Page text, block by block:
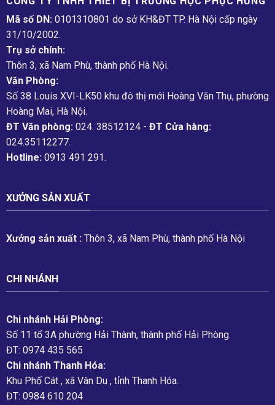
Mã số DN: 0101310801 do sở KH&ĐT TP. Hà Nội cấp ngày
31/10/2002.
Trụ sở chính:
Thôn 3, xã Nam Phù, thành phố Hà Nội.
Văn Phòng:
Số 38 Louis XVI-LK50 khu đô thị mới Hoàng Văn Thụ, phường
Hoàng Mai, Hà Nội.
ĐT Văn phòng:024. 38512124 - ĐT Cửa hàng:
024.35112277.
Hotline:0913 491 291.
XƯỞNG SẢN XUẤT
Xưởng sản xuất :Thôn 3, xã Nam Phù, thành phố Hà Nội
CHI NHÁNH
Chi nhánh Hải Phòng:
Số 11 tổ 3A phường Hải Thành, thành phố Hải Phòng.
ĐT: 0974 435 565
Chi nhánh Thanh Hóa:
Khu Phố Cát , xã Vân Du , tỉnh Thanh Hóa.
ĐT: 0984 610 204